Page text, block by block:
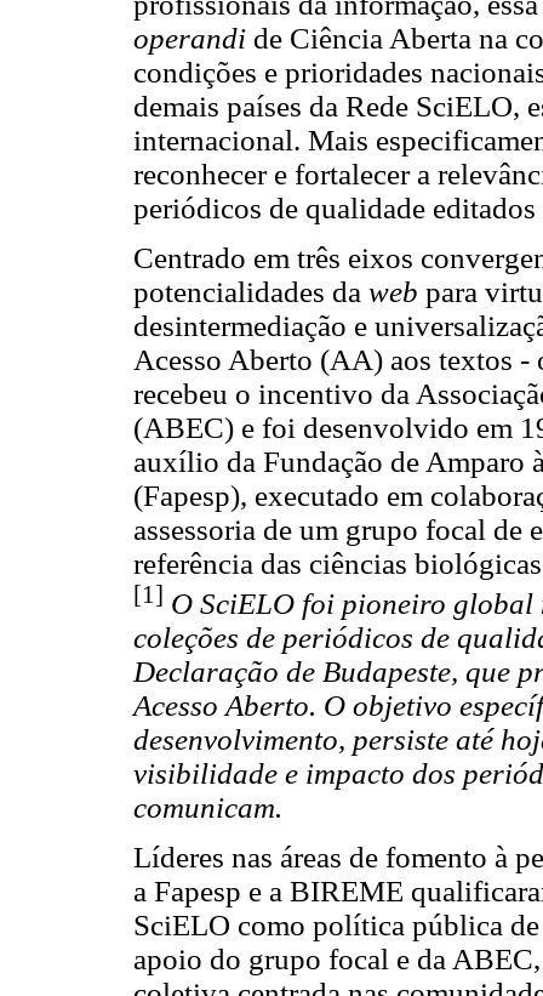
operandi de Ciência Aberta na
condições e prioridades
demais países da Rede SciELO,
internacional. Mais
reconhecer e fortalecer a
periódicos de qualidade
Centrado em três eixos
potencialidades da web para
desintermediação e
Acesso Aberto (AA) aos textos
recebeu o incentivo da
(ABEC) e foi desenvolvido em
auxílio da Fundação de Amparo
(Fapesp), executado em
assessoria de um grupo focal de
referência das ciências
[1] O SciELO foi pioneiro global
coleções de periódicos de
Declaração de Budapeste, que
Acesso Aberto. O objetivo
desenvolvimento, persiste até
visibilidade e impacto dos
comunicam.
Líderes nas áreas de fomento à
a Fapesp e a BIREME
SciELO como política pública
apoio do grupo focal e da